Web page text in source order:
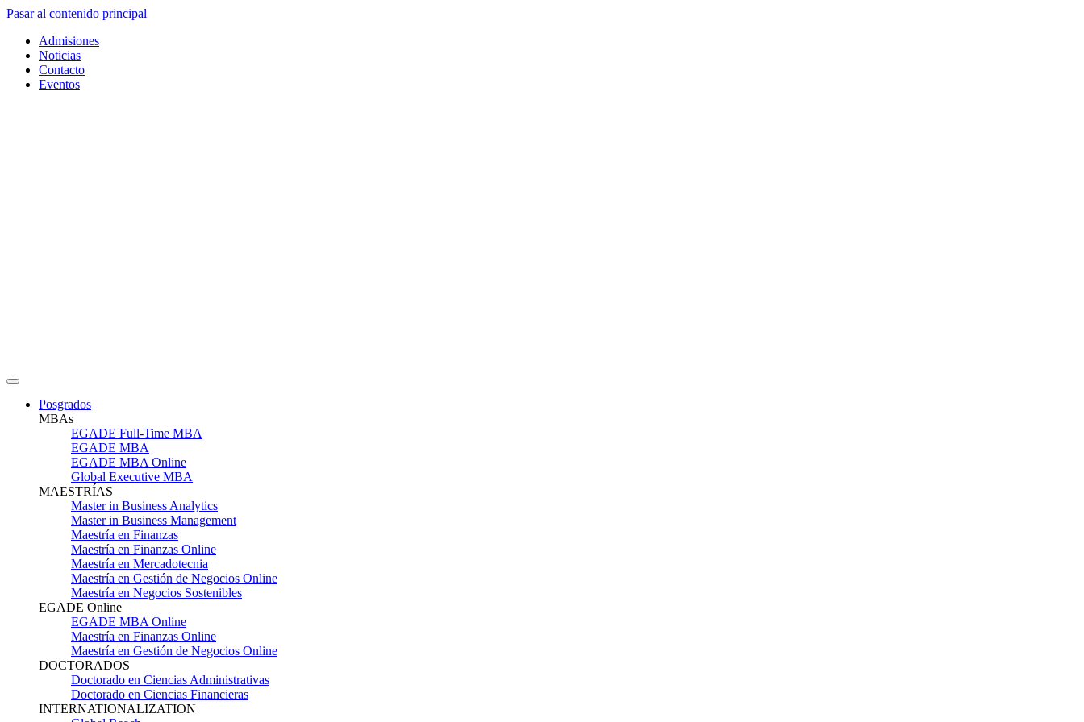
Pasar al contenido principal
Admisiones
Noticias
Contacto
Eventos
Posgrados
MBAs
EGADE Full-Time MBA
EGADE MBA
EGADE MBA Online
Global Executive MBA
MAESTRÍAS
Master in Business Analytics
Master in Business Management
Maestría en Finanzas
Maestría en Finanzas Online
Maestría en Mercadotecnia
Maestría en Gestión de Negocios Online
Maestría en Negocios Sostenibles
EGADE Online
EGADE MBA Online
Maestría en Finanzas Online
Maestría en Gestión de Negocios Online
DOCTORADOS
Doctorado en Ciencias Administrativas
Doctorado en Ciencias Financieras
INTERNATIONALIZATION